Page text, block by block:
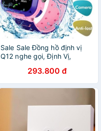
Sale Sale Đồng hồ định vị
Q12 nghe gọi, Định Vị,
- có camera BH 6 tháng
293.800 đ